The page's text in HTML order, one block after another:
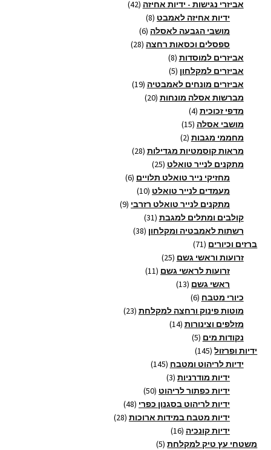
מוצריםאביזרי נגישות - ידיות אחיזה 42
42
ידיות אחיזה לאמבט 8
8
מוצרים מושבי הגבעה לאסלה 6
6
מוצרים ספסלים וכסאות רחצה 28
28
אביזרים למוסדות 8
8
מוצרים
אביזרים למקלחון 5
5
מוצרים
אביזרים מונחים לאמבטיה 19
19
מברשות אסלה מונחות 20
20
מדפי זכוכית 4
4
מוצרים מושבי אסלה 15
15
מוצרים
מחממי מגבות 2
2
מוצרים
מראות קוסמטיות מגדילות 28
28
מתקנים לנייר טואלט 25
25
מוצרים
מחזיקי נייר טואלט תלויים 6
6
מעמדים לנייר טואלט 10
10
מוצריםמתקנים לנייר טואלט רזרבי 9
9
קולבים ומתלים למגבת 31
31
מוצרים רשתות לאמבטיה ומקלחון 38
38
ברזים וכיורים 71
71
מוצרים
זרועות וראשי גשם 25
25
מוצריםזרועות לראשי גשם 11
11
ראשי גשם 13
13
כיורי מטבח 6
6
מוצרים
מוטות פינוק ורחצה למקלחת 23
23
מזלפים וצינורות 14
14
נקודות מים 5
5
ידיות ופרזול 145
145
מוצרים
ידיות לריהוט ומטבח 145
145
ידיות מודרניות 3
3
מוצריםידיות כפתור לריהוט 50
50
מוצריםידיות לריהוט בסגנון כפרי 48
48
מוצרים ידיות מטבח במידות ארוכות 28
28
ידיות קונכיה 16
16
מוצריםמשטחי עץ טיק למקלחת 5
5